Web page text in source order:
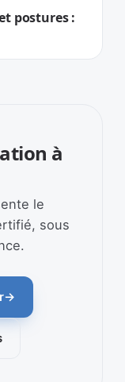
postures :
à
le
sous
→